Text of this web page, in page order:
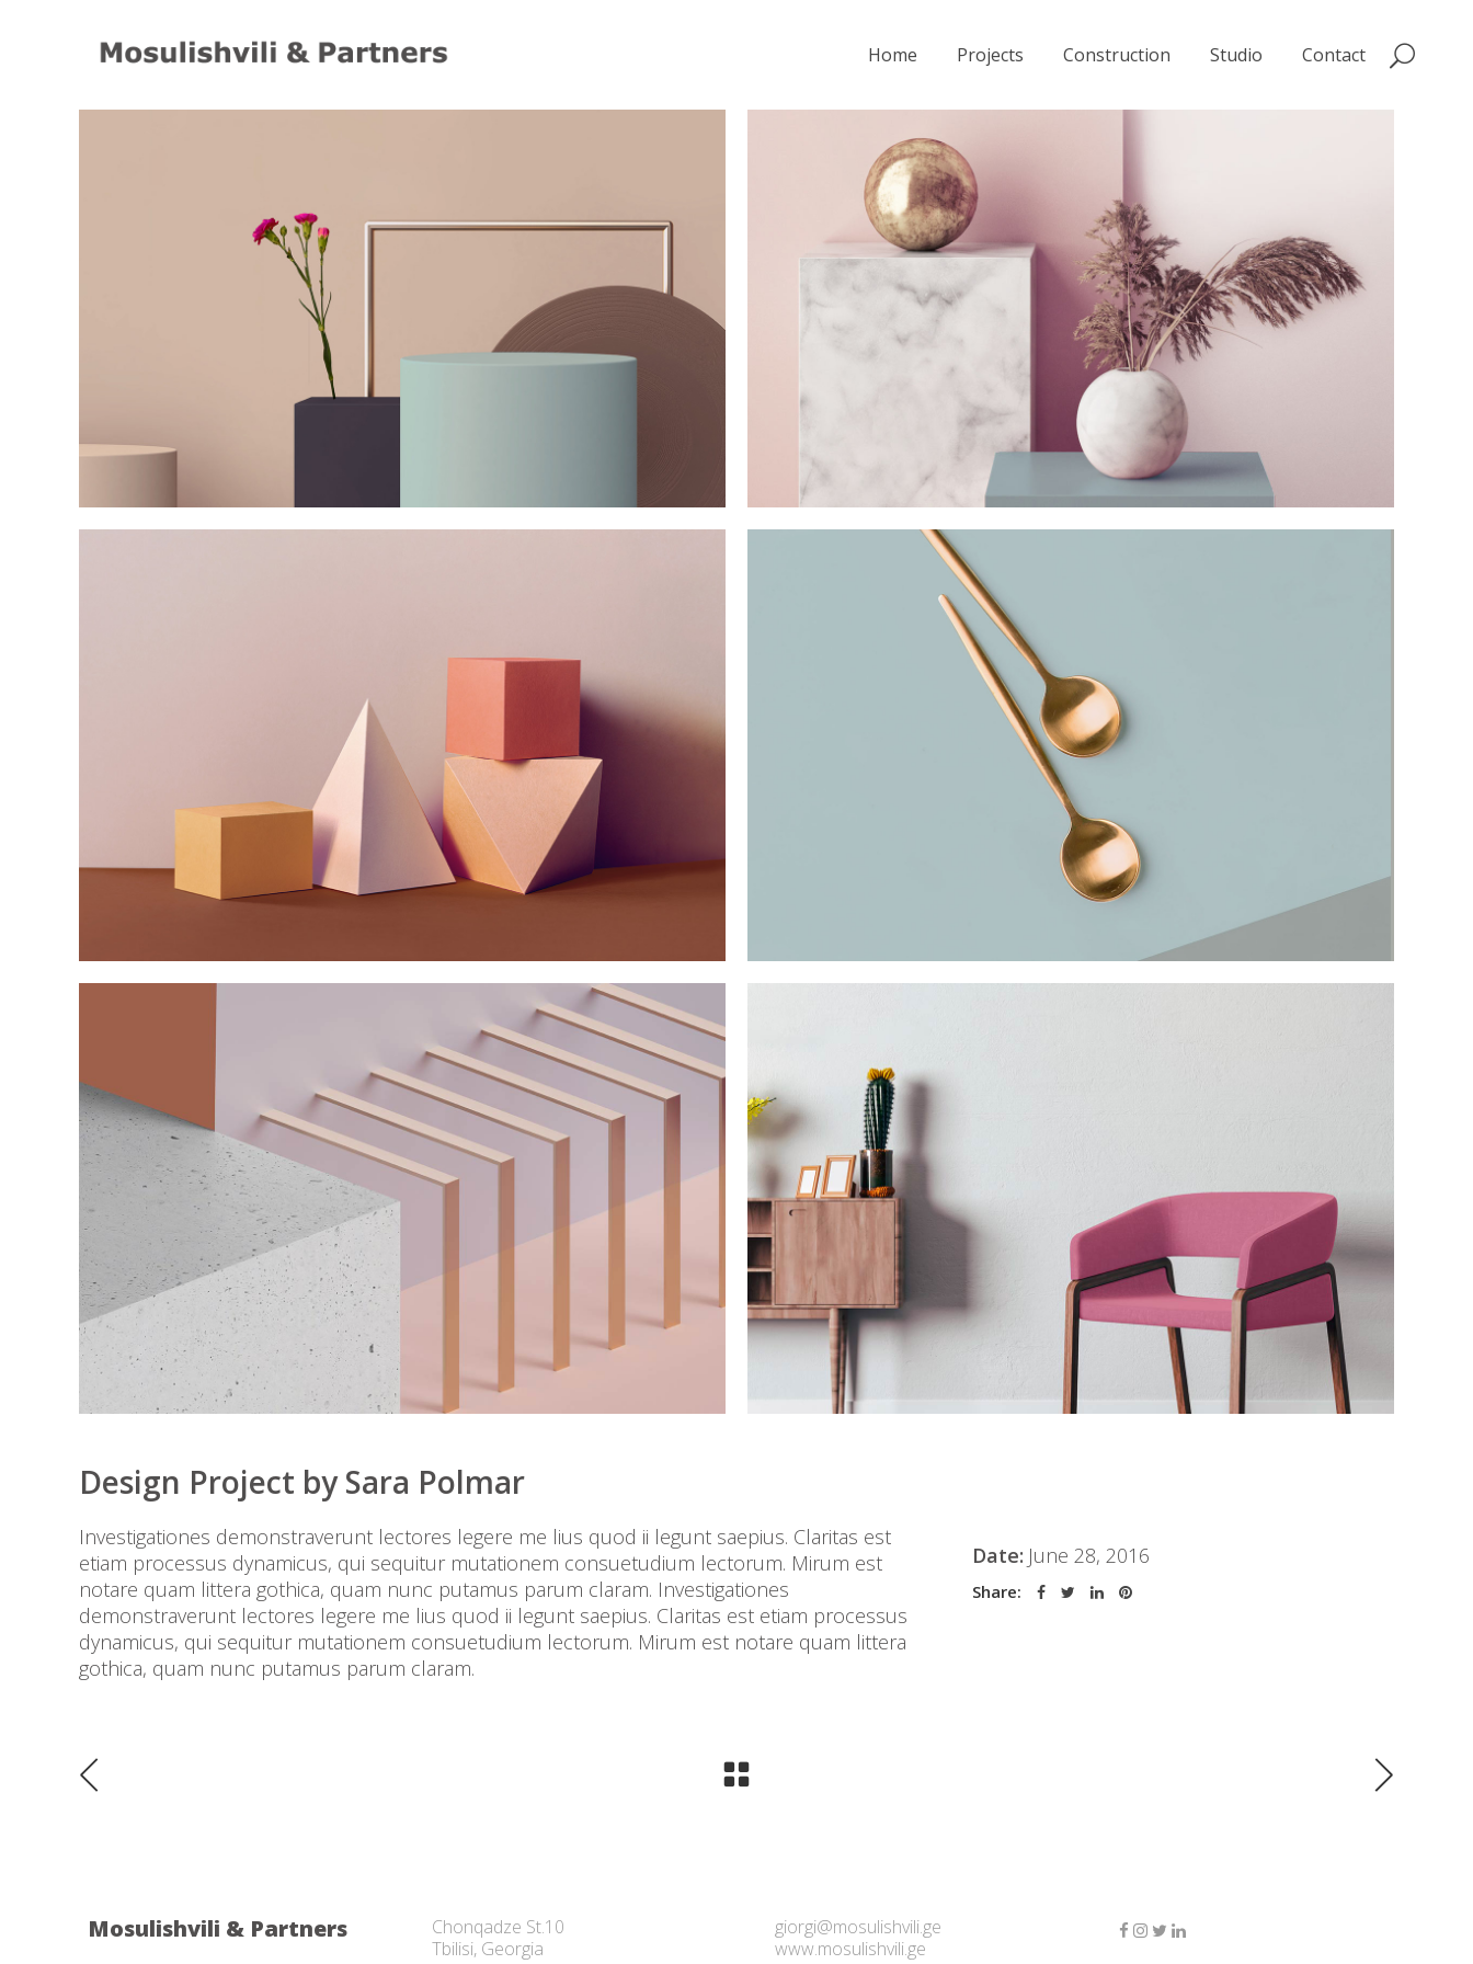
Home Projects Construction Studio Contact
Design Project by Sara Polmar
Investigationes demonstraverunt lectores legere me lius quod ii legunt saepius. Claritas est
etiam processus dynamicus, qui sequitur mutationem consuetudium lectorum. Mirum est
notare quam littera gothica, quam nunc putamus parum claram. Investigationes
demonstraverunt lectores legere me lius quod ii legunt saepius. Claritas est etiam processus
dynamicus, qui sequitur mutationem consuetudium lectorum. Mirum est notare quam littera
gothica, quam nunc putamus parum claram.
Date: June 28, 2016
Share:
Mosulishvili & Partners
Chonqadze St.10
Tbilisi, Georgia
giorgi@mosulishvili.ge
www.mosulishvili.ge